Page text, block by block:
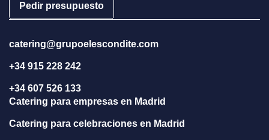
Pedir presupuesto
catering@grupoelescondite.com
+34 915 228 242
+34 607 526 133
Catering para empresas en Madrid
Catering para celebraciones en Madrid